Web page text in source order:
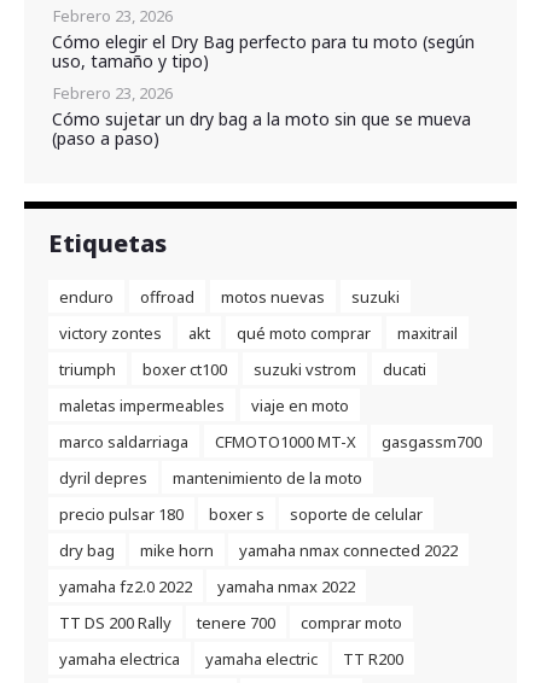
Febrero 23, 2026
Cómo elegir el Dry Bag perfecto para tu moto (según
uso, tamaño y tipo)
Febrero 23, 2026
Cómo sujetar un dry bag a la moto sin que se mueva
(paso a paso)
Etiquetas
enduro offroad motos nuevas
suzuki
victory zontes
akt qué moto comprar
maxitrail
triumph
boxer ct100 suzuki vstrom
ducati
maletas impermeables
viaje en moto
marco saldarriaga
CFMOTO1000 MT-X
gasgassm700
dyril depres
mantenimiento de la moto
precio pulsar 180
boxer s
soporte de celular
dry bag
mike horn
yamaha nmax connected 2022
yamaha fz2.0 2022
yamaha nmax 2022
TT DS 200 Rally
tenere 700
comprar moto
yamaha electrica
yamaha electric
TT R200